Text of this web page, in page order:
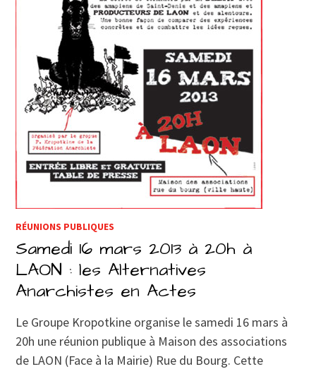
RÉUNIONS PUBLIQUES
Samedi 16 mars 2013 à 20h à
LAON : les Alternatives
Anarchistes en Actes
Le Groupe Kropotkine organise le samedi 16 mars à
20h une réunion publique à Maison des associations
de LAON (Face à la Mairie) Rue du Bourg. Cette